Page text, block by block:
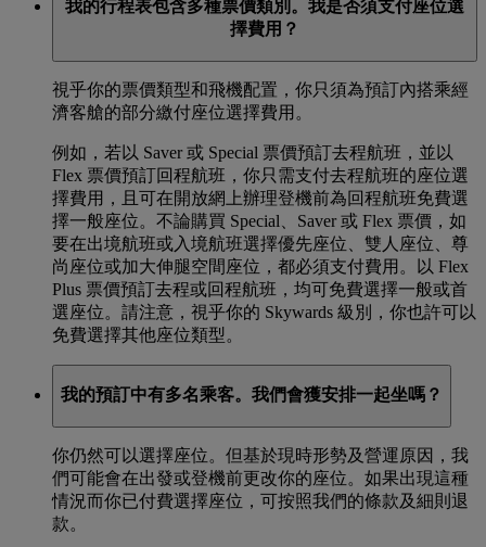
我的行程表包含多種票價類別。我是否須支付座位選
擇費用？
視乎你的票價類型和飛機配置，你只須為預訂內搭乘經
濟客艙的部分繳付座位選擇費用。
例如，若以 Saver 或 Special 票價預訂去程航班，並以
Flex 票價預訂回程航班，你只需支付去程航班的座位選
擇費用，且可在開放網上辦理登機前為回程航班免費選
擇一般座位。不論購買 Special、Saver 或 Flex 票價，如
要在出境航班或入境航班選擇優先座位、雙人座位、尊
尚座位或加大伸腿空間座位，都必須支付費用。以 Flex
Plus 票價預訂去程或回程航班，均可免費選擇一般或首
選座位。請注意，視乎你的 Skywards 級別，你也許可以
免費選擇其他座位類型。
我的預訂中有多名乘客。我們會獲安排一起坐嗎？
你仍然可以選擇座位。但基於現時形勢及營運原因，我
們可能會在出發或登機前更改你的座位。如果出現這種
情況而你已付費選擇座位，可按照我們的條款及細則退
款。